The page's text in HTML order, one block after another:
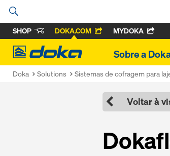
SHOP DOKA.COM MYDOKA
Doka
Sobre a
Doka Solutions Sistemas de cofragem para
Voltar à